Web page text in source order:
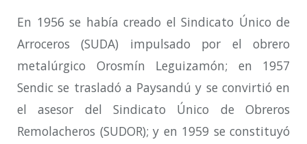
En 1956 se había creado el Sindicato Único de
Arroceros (SUDA) impulsado por el obrero
metalúrgico Orosmín Leguizamón; en 1957
Sendic se trasladó a Paysandú y se convirtió en
el asesor del Sindicato Único de Obreros
Remolacheros (SUDOR); y en 1959 se constituyó